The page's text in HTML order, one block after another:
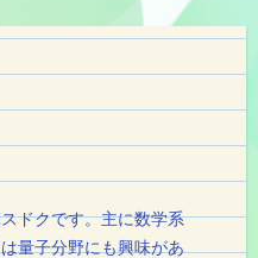
ドクです。主に数学系
量子分野にも興味があ